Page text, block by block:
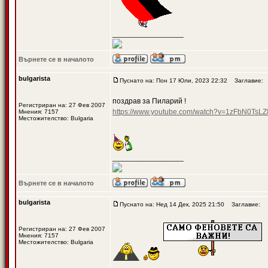
Върнете се в началото
bulgarista
Регистриран на: 27 Фев 2007
Мнения: 7157
Местожителство: Bulgaria
Пуснато на: Пон 17 Юли, 2023 22:32 Заглавие:
поздрав за Пиларий !
https://www.youtube.com/
Върнете се в началото
bulgarista
Регистриран на: 27 Фев 2007
Мнения: 7157
Местожителство: Bulgaria
Пуснато на: Нед 14 Дек, 2025 21:50 Заглавие: